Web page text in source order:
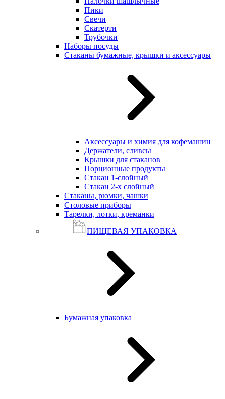
Пики
Свечи
Скатерти
Трубочки
Наборы посуды
Стаканы бумажные, крышки и аксессуары
Аксессуары и химия для кофемашин
Держатели, сливсы
Крышки для стаканов
Порционные продукты
Стакан 1-слойный
Стакан 2-х слойный
Стаканы, рюмки, чашки
Столовые приборы
Тарелки, лотки, креманки
ПИЩЕВАЯ УПАКОВКА
Бумажная упаковка